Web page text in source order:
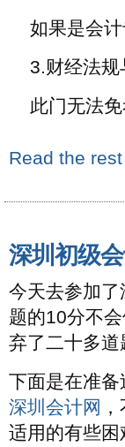
如果是会计
3.财经法规
此门无法免
Read the
深圳初级
今天去参加
题的10分不
弃了二十多道
下面是在准
深圳会计网
适用的有些